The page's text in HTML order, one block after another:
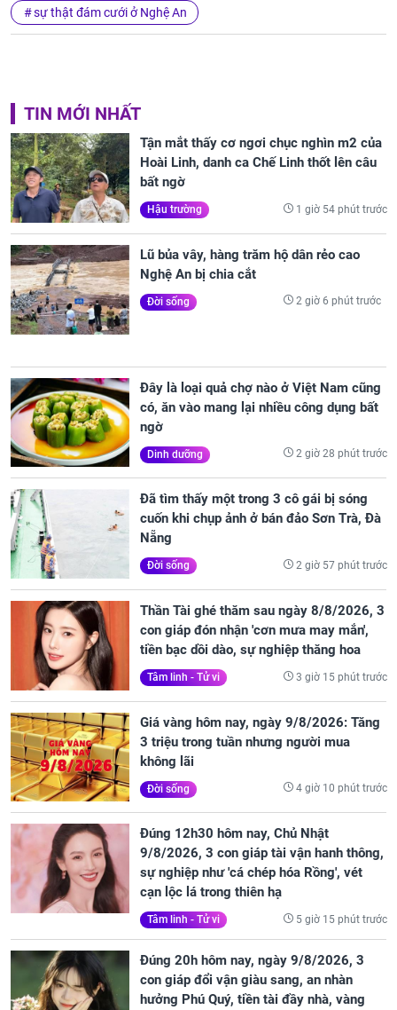
sự thật đám cưới ở Nghệ An
TIN MỚI NHẤT
Tận mắt thấy cơ ngơi chục nghìn m2 của
Hoài Linh, danh ca Chế Linh thốt lên câu
bất ngờ
Hậu trường 1 giờ 54 phút trước
Lũ bủa vây, hàng trăm hộ dân rẻo cao
Nghệ An bị chia cắt
Đời sống 2 giờ 6 phút trước
Đây là loại quả chợ nào ở Việt Nam cũng
có, ăn vào mang lại nhiều công dụng bất
ngờ
Dinh dưỡng 2 giờ 28 phút trước
Đã tìm thấy một trong 3 cô gái bị sóng
cuốn khi chụp ảnh ở bán đảo Sơn Trà, Đà
Nẵng
Đời sống 2 giờ 57 phút trước
Thần Tài ghé thăm sau ngày 8/8/2026, 3
con giáp đón nhận 'cơn mưa may mắn',
tiền bạc dồi dào, sự nghiệp thăng hoa
Tâm linh - Tử vi 3 giờ 15 phút trước
Giá vàng hôm nay, ngày 9/8/2026: Tăng
3 triệu trong tuần nhưng người mua
không lãi
Đời sống 4 giờ 10 phút trước
Đúng 12h30 hôm nay, Chủ Nhật
9/8/2026, 3 con giáp tài vận hanh thông,
sự nghiệp như 'cá chép hóa Rồng', vét
cạn lộc lá trong thiên hạ
Tâm linh - Tử vi 5 giờ 15 phút trước
Đúng 20h hôm nay, ngày 9/8/2026, 3
con giáp đổi vận giàu sang, an nhàn
hưởng Phú Quý, tiền tài đầy nhà, vàng